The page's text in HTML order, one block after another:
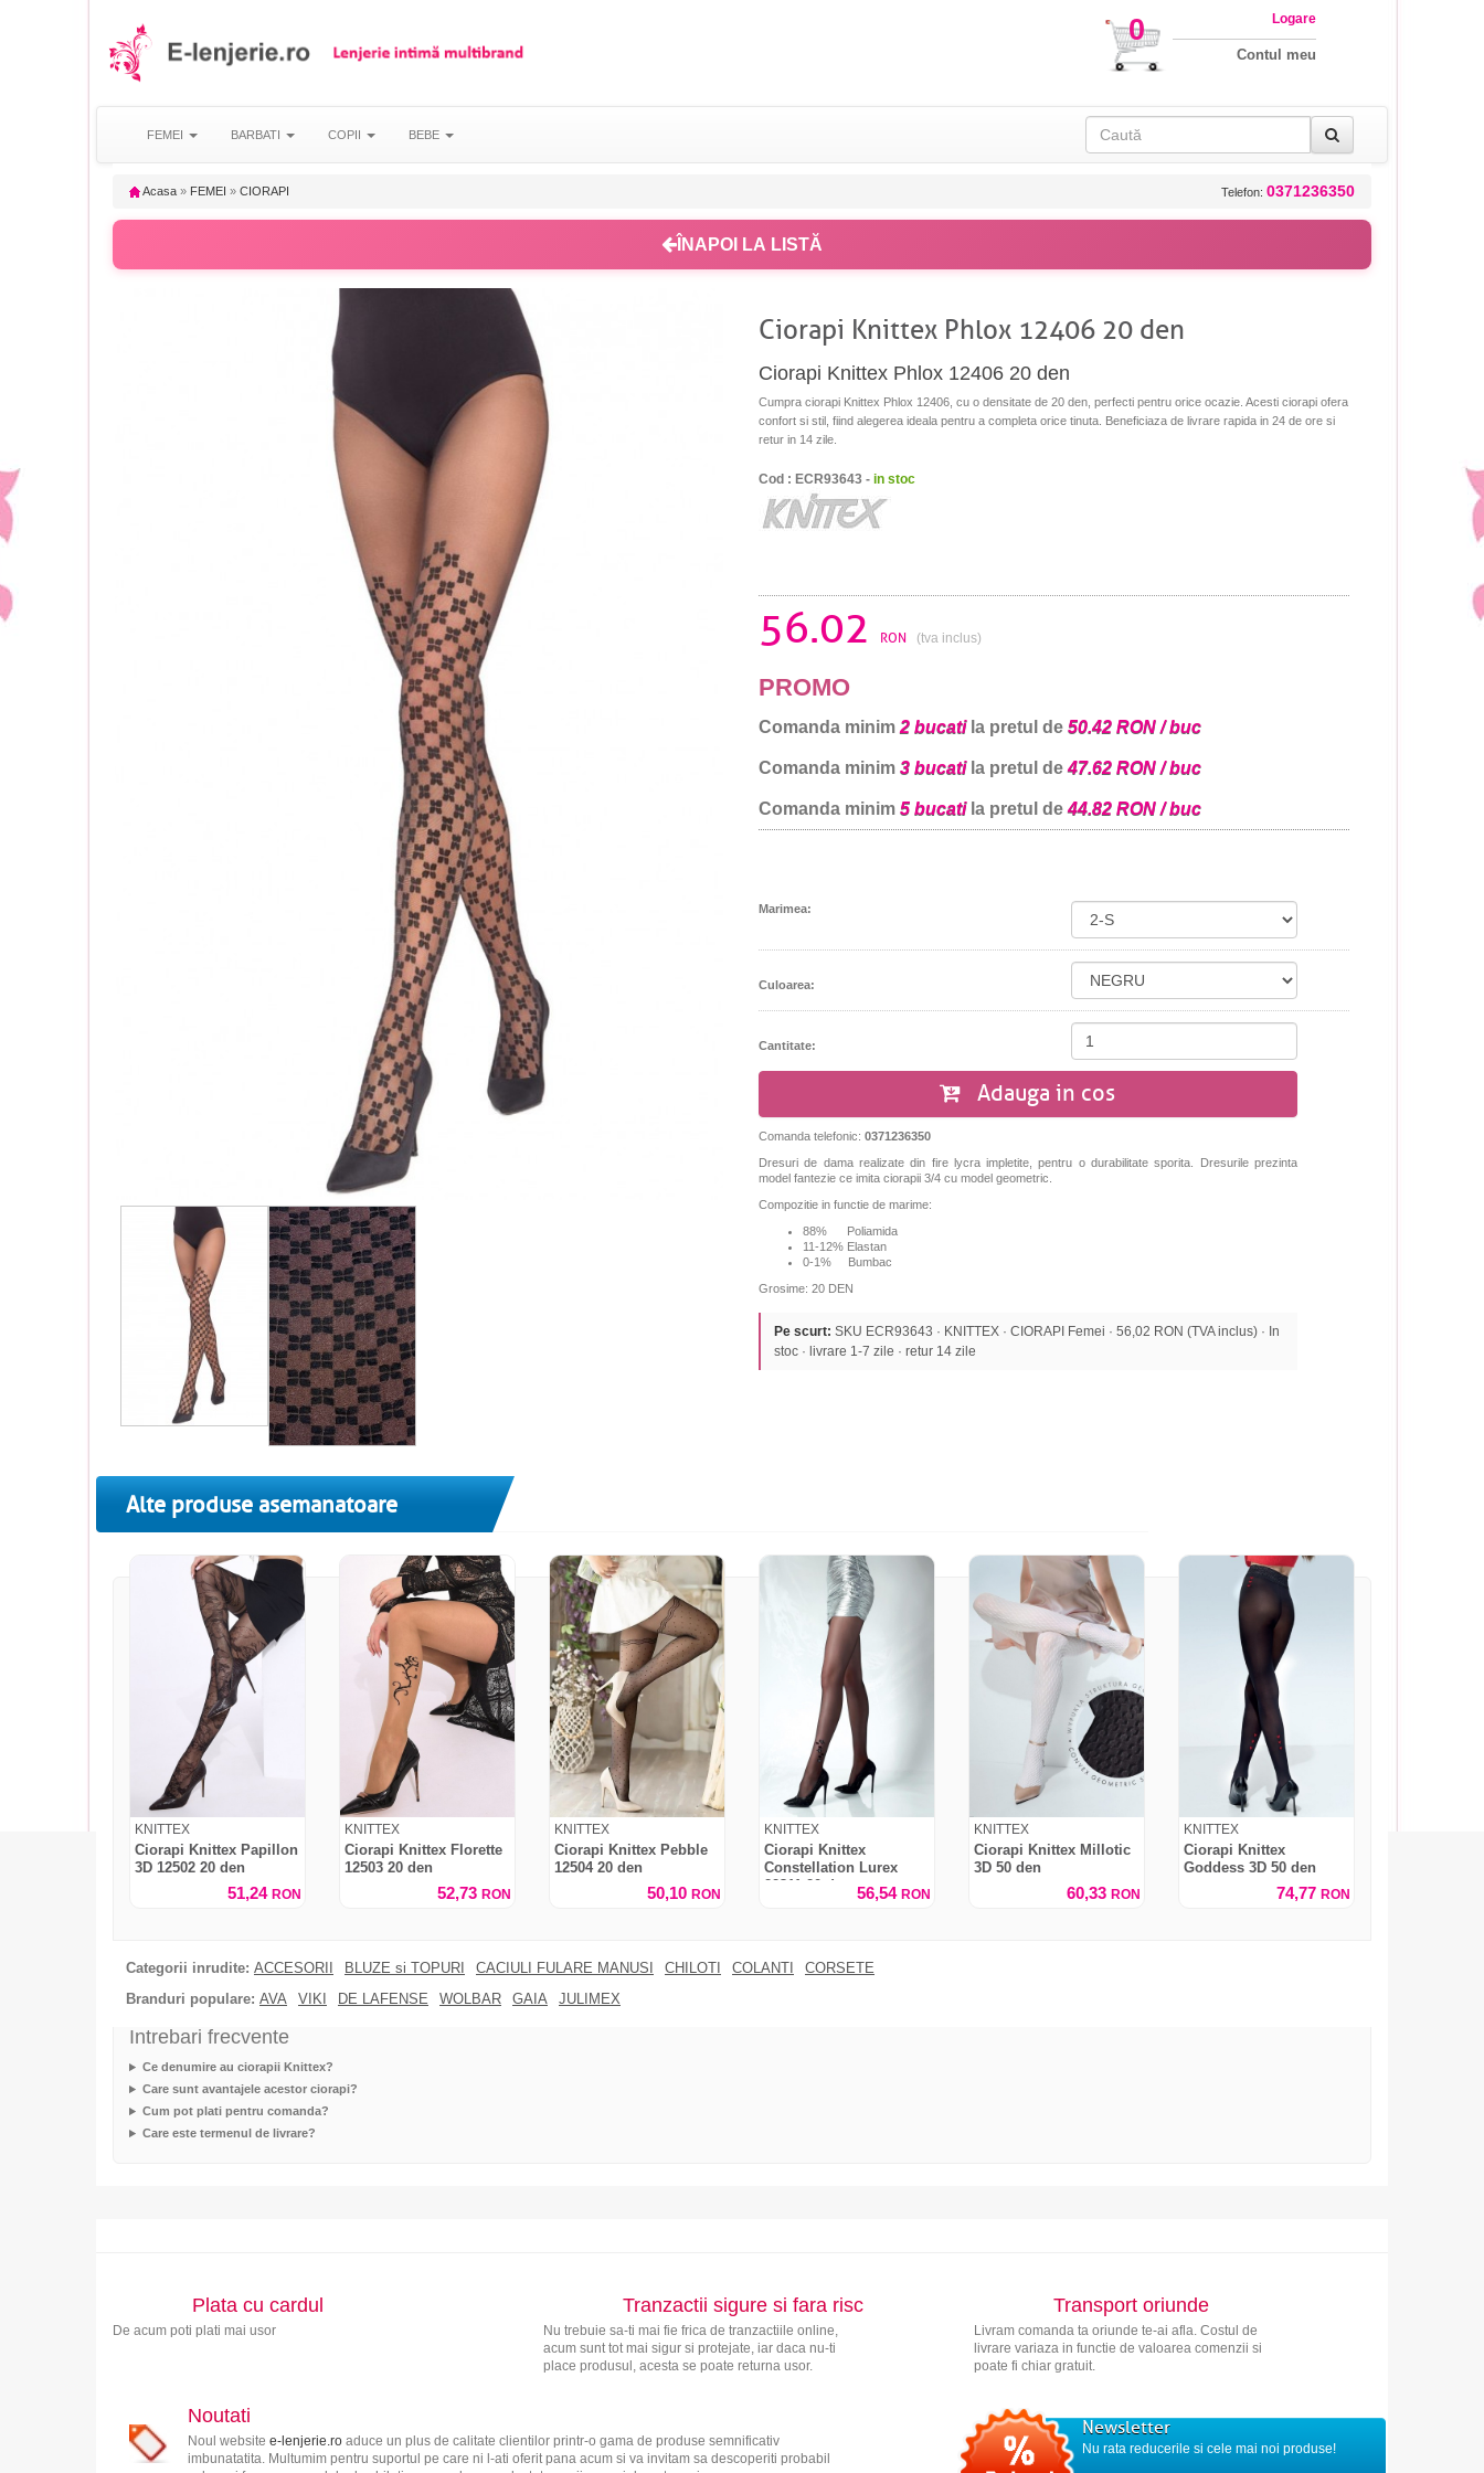
0 Logare
Contul meu
FEMEI BARBATI COPII BEBE
Acasa » FEMEI » CIORAPI Telefon: 0371236350
ÎNAPOI LA LISTĂ
Ciorapi Knittex Phlox 12406 20 den
Ciorapi Knittex Phlox 12406 20 den
Cumpra ciorapi Knittex Phlox 12406, cu o densitate de 20 den, perfecti pentru orice ocazie. Acesti ciorapi ofera
confort si stil, fiind alegerea ideala pentru a completa orice tinuta. Beneficiaza de livrare rapida in 24 de ore si
retur in 14 zile.
Cod : ECR93643 - in stoc
56.02 RON (tva inclus)
PROMO
Comanda minim 2 bucatila pretul de 50.42 RON / buc
Comanda minim 3 bucatila pretul de47.62 RON / buc
Comanda minim 5 bucatila pretul de44.82 RON / buc
Marimea:
Culoarea:
Cantitate:
Adauga in cos
Comanda telefonic: 0371236350
Dresuri de dama realizate din fire lycra impletite, pentru o durabilitate sporita. Dresurile prezinta
model fantezie ce imita ciorapii 3/4 cu model geometric.
Compozitie in functie de marime:
88% Poliamida
11-12% Elastan
0-1% Bumbac
Grosime: 20 DEN
Pe scurt: SKU ECR93643 · KNITTEX · CIORAPI Femei · 56,02 RON (TVA inclus) · In
stoc · livrare 1-7 zile · retur 14 zile
Alte produse asemanatoare
KNITTEX
Ciorapi Knittex Papillon
3D 12502 20 den
51,24 RON
KNITTEX
Ciorapi Knittex Florette
12503 20 den
52,73 RON
KNITTEX
Ciorapi Knittex Pebble
12504 20 den
50,10 RON
KNITTEX
Ciorapi Knittex
Constellation Lurex
22311 20 den
56,54 RON
KNITTEX
Ciorapi Knittex Millotic
3D 50 den
60,33 RON
KNITTEX
Ciorapi Knittex
Goddess 3D 50 den
74,77 RON
Categorii inrudite: ACCESORII BLUZE si TOPURI CACIULI FULARE MANUSI CHILOTI COLANTI
CORSETE
Branduri populare: AVA VIKI DE LAFENSE WOLBAR GAIA JULIMEX
Intrebari frecvente
Ce denumire au ciorapii Knittex?
Care sunt avantajele acestor ciorapi?
Cum pot plati pentru comanda?
Care este termenul de livrare?
Plata cu cardul
De acum poti plati mai usor
Tranzactii sigure si fara risc
Nu trebuie sa-ti mai fie frica de tranzactiile online,
acum sunt tot mai sigur si protejate, iar daca nu-ti
place produsul, acesta se poate returna usor.
Transport oriunde
Livram comanda ta oriunde te-ai afla. Costul de
livrare variaza in functie de valoarea comenzii si
poate fi chiar gratuit.
Noutati
Noul website e-lenjerie.roaduce un plus de calitate clientilor printr-o gama de produse semnificativ
imbunatatita. Multumim pentru suportul pe care ni l-ati oferit pana acum si va invitam sa descoperiti probabil
Newsletter
Nu rata reducerile si cele mai noi produse!